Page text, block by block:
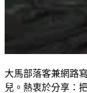
大馬部落客兼網路
兒。熱衷於分享：